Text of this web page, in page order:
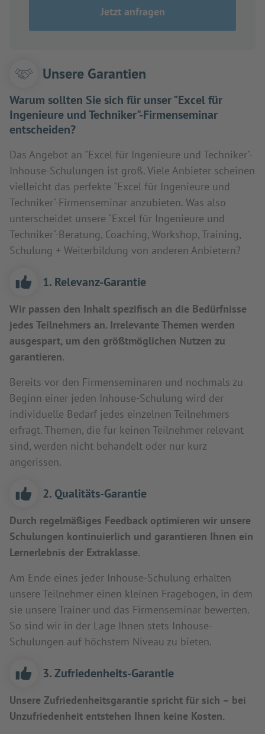
Jetzt anfragen
Unsere Garantien
Warum sollten Sie sich für unser "Excel für
Ingenieure und Techniker"-Firmenseminar
entscheiden?
Das Angebot an "Excel für Ingenieure und Techniker"-
Inhouse-Schulungen ist groß. Viele Anbieter scheinen
vielleicht das perfekte "Excel für Ingenieure und
Techniker"-Firmenseminar anzubieten. Was also
unterscheidet unsere "Excel für Ingenieure und
Techniker"-Beratung, Coaching, Workshop, Training,
Schulung + Weiterbildung von anderen Anbietern?
1. Relevanz-Garantie
Wir passen den Inhalt spezifisch an die Bedürfnisse
jedes Teilnehmers an. Irrelevante Themen werden
ausgespart, um den größtmöglichen Nutzen zu
garantieren.
Bereits vor den Firmenseminaren und nochmals zu
Beginn einer jeden Inhouse-Schulung wird der
individuelle Bedarf jedes einzelnen Teilnehmers
erfragt. Themen, die für keinen Teilnehmer relevant
sind, werden nicht behandelt oder nur kurz
angerissen.
2. Qualitäts-Garantie
Durch regelmäßiges Feedback optimieren wir unsere
Schulungen kontinuierlich und garantieren Ihnen ein
Lernerlebnis der Extraklasse.
Am Ende eines jeder Inhouse-Schulung erhalten
unsere Teilnehmer einen kleinen Fragebogen, in dem
sie unsere Trainer und das Firmenseminar bewerten.
So sind wir in der Lage Ihnen stets Inhouse-
Schulungen auf höchstem Niveau zu bieten.
3. Zufriedenheits-Garantie
Unsere Zufriedenheitsgarantie spricht für sich – bei
Unzufriedenheit entstehen Ihnen keine Kosten.